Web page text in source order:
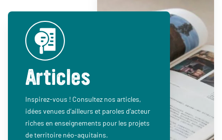
Articles
Inspirez-vous ! Consultez nos articles,
idées venues d’ailleurs et paroles d’acteur
riches en enseignements pour les projets
de territoire néo-aquitains.